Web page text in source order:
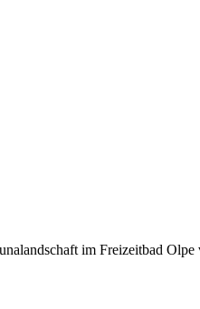
im Freizeitbad